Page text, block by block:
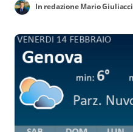
In redazione Mario Giuliacci